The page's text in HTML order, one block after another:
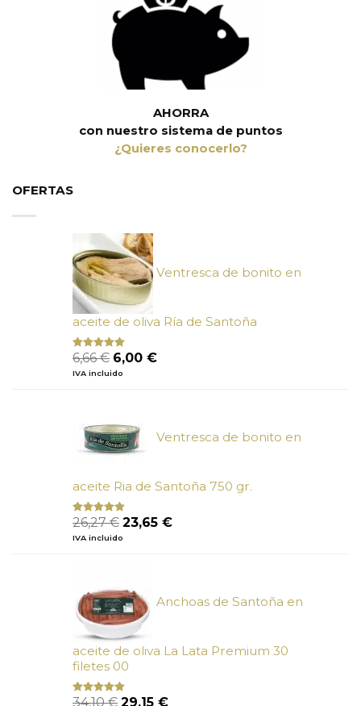
AHORRA
con nuestro sistema de puntos
¿Quieres conocerlo?
OFERTAS
Ventresca de bonito en
aceite de oliva Ría de Santoña
Valorado
con
de 5
6,66€ El
precio
6,00 €El
IVA incluido
Ventresca de bonito en
aceite Ria de Santoña 750 gr.
Valorado
con
5
26,27€ El
precio
23,65 €El
IVA incluido
Anchoas de Santoña en
aceite de oliva La Lata Premium 30
filetes 00
Valorado
34,10€ El
29,15 €El